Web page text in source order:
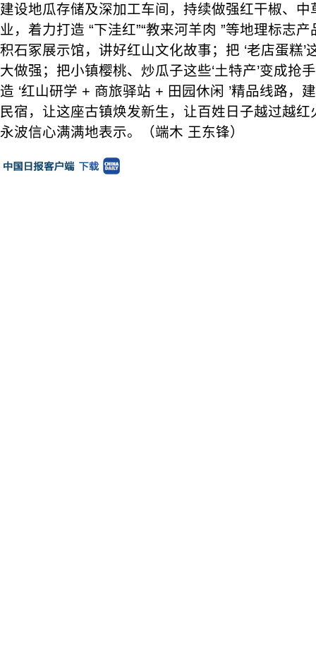
建设地瓜存储及深加工车间，持续做强红干椒、
业，着力打造 “下洼红”“教来河羊肉 ”等地理标志
积石冢展示馆，讲好红山文化故事；把 ‘老店蛋糕’
大做强；把小镇樱桃、炒瓜子这些‘土特产’变成抢
造 ‘红山研学 + 商旅驿站 + 田园休闲 ’精品线路，
民宿，让这座古镇焕发新生，让百姓日子越过越红
永波信心满满地表示。（端木 王东锋）